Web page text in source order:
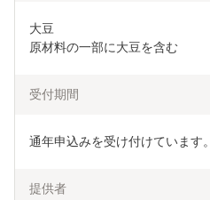
大豆
原材料の一部に大豆を含む
受付期間
通年申込みを受け付けています。
提供者